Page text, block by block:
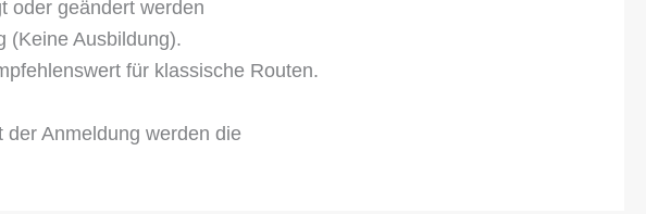
oder geändert werden
(Keine Ausbildung).
für klassische Routen.
der Anmeldung werden die